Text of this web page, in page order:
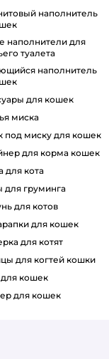
туалета
для кошек
миска
под миску для кошек
для корма кошек
для кота
для груминга
для котов
для кошек
для котят
для когтей кошки
для кошек
для кошек